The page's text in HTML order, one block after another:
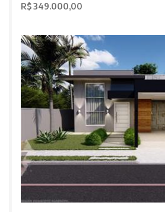
R$ 349.000,00